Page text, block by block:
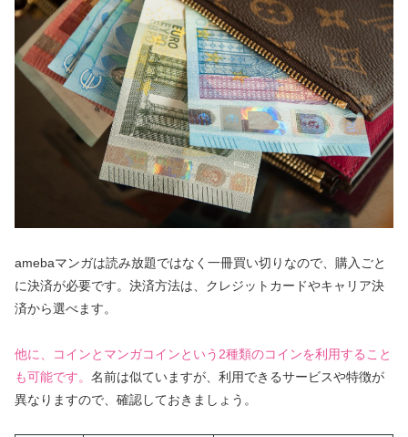
amebaマンガは読み放題ではなく一冊買い切りなので、購入ごと
に決済が必要です。決済方法は、クレジットカードやキャリア決
済から選べます。
他に、コインとマンガコインという2種類のコインを利用すること
も可能です。 名前は似ていますが、利用できるサービスや特徴が
異なりますので、確認しておきましょう。